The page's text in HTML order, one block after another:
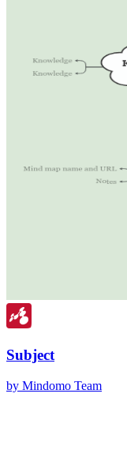
Subject
by Mindomo Team